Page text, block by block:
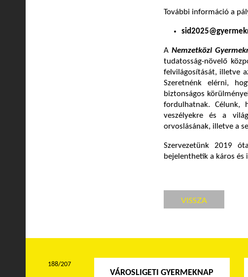
További információ a
A Nemzetközi
tudatosság-növelő
felvilágosítását, illetve
Szeretnénk elérni,
biztonságos
fordulhatnak. Célunk,
veszélyekre és a
orvoslásának, illetve a
Szervezetünk 2019
bejelenthetik a káros
VISSZA
VÁROSLIGETI GYERMEKNAP
188/207